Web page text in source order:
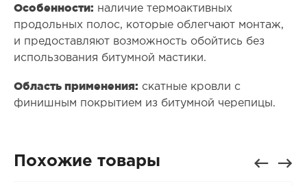
Особенности: наличие термоактивных
продольных полос, которые облегчают монтаж,
и предоставляют возможность обойтись без
использования битумной мастики.
Область применения: скатные кровли с
финишным покрытием из битумной черепицы.
Похожие товары